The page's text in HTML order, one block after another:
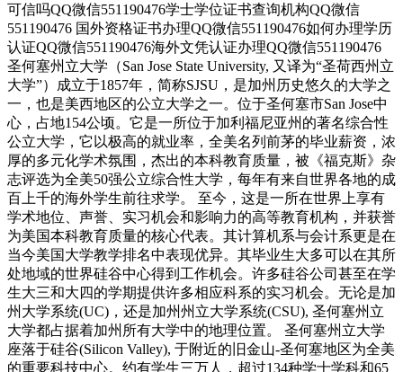
可信吗QQ微信551190476学士学位证书查询机构QQ微信
551190476 国外资格证书办理QQ微信551190476如何办理学历
认证QQ微信551190476海外文凭认证办理QQ微信551190476
圣何塞州立大学（San Jose State University, 又译为“圣荷西州立
大学”）成立于1857年，简称SJSU，是加州历史悠久的大学之
一，也是美西地区的公立大学之一。位于圣何塞市San Jose中
心，占地154公顷。它是一所位于加利福尼亚州的著名综合性
公立大学，它以极高的就业率，全美名列前茅的毕业薪资，浓
厚的多元化学术氛围，杰出的本科教育质量，被《福克斯》杂
志评选为全美50强公立综合性大学，每年有来自世界各地的成
百上千的海外学生前往求学。 至今，这是一所在世界上享有
学术地位、声誉、实习机会和影响力的高等教育机构，并获誉
为美国本科教育质量的核心代表。其计算机系与会计系更是在
当今美国大学教学排名中表现优异。其毕业生大多可以在其所
处地域的世界硅谷中心得到工作机会。许多硅谷公司甚至在学
生大三和大四的学期提供许多相应科系的实习机会。无论是加
州大学系统(UC)，还是加州州立大学系统(CSU), 圣何塞州立
大学都占据着加州所有大学中的地理位置。 圣何塞州立大学
座落于硅谷(Silicon Valley), 于附近的旧金山-圣何塞地区为全美
的重要科技中心。约有学生三万人，超过134种学士学科和65